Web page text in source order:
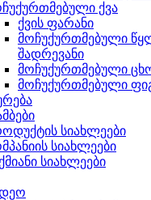
ქვა
ქვის ფარანი
მოჩუქურთმებული
შადრევანი
მოჩუქურთმებული
მოჩუქურთმებული
სიახლეები
სიახლეები
სიახლეები